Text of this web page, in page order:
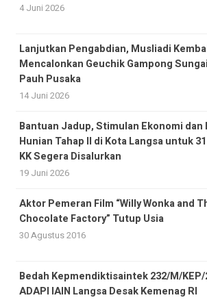
4 Juni 2026
Lanjutkan Pengabdian, Musliadi
Mencalonkan Geuchik Gampong Sungai
Pauh Pusaka
14 Juni 2026
Bantuan Jadup, Stimulan Ekonomi dan
Hunian Tahap II di Kota Langsa untuk
KK Segera Disalurkan
19 Juni 2026
Aktor Pemeran Film “Willy Wonka and
Chocolate Factory” Tutup Usia
30 Agustus 2016
Bedah Kepmendiktisaintek 232/M/KEP/
ADAPI IAIN Langsa Desak Kemenag RI